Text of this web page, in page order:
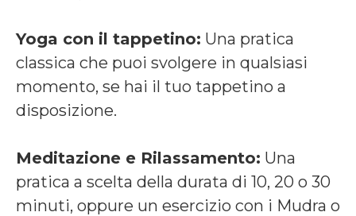
Yoga con il tappetino: Una pratica
classica che puoi svolgere in qualsiasi
momento, se hai il tuo tappetino a
disposizione.
Meditazione e Rilassamento: Una
pratica a scelta della durata di 10, 20 o 30
minuti, oppure un esercizio con i Mudra o